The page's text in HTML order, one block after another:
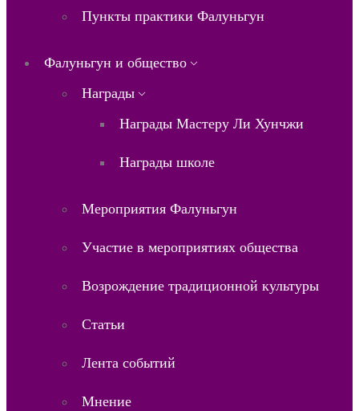
Пункты практики Фалуньгун
Фалуньгун и общество
Награды
Награды Мастеру Ли Хунчжи
Награды школе
Мероприятия Фалуньгун
Участие в мероприятиях общества
Возрождение традиционной культуры
Статьи
Лента событий
Мнение